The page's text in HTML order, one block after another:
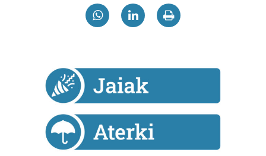
interes komertzial legitimoetan babesten dira. Ikusi gure
bazkideen zerrenda, beren ustez zein helburutarako
Lortu zure datu pertsonalak prozesatzeko moduari
buruzko informazio gehiago eta ezarri zure lehentasunak
datuen atalean. Edozein unetan alda edo ken dezakezu
zure baimena Cookieen adierazpenean.
Webgune honek cookie propioak eta hirugarrenen cookie-